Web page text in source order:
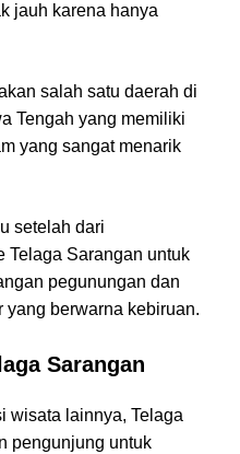
jauh karena hanya
salah satu daerah di
Tengah yang memiliki
yang sangat menarik
setelah dari
Telaga Sarangan untuk
pegunungan dan
yang berwarna kebiruan.
Sarangan
wisata lainnya, Telaga
pengunjung untuk